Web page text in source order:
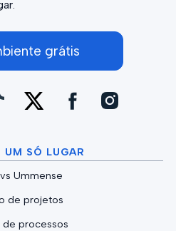
grátis
UM SÓ LUGAR
Ummense
de projetos
processos